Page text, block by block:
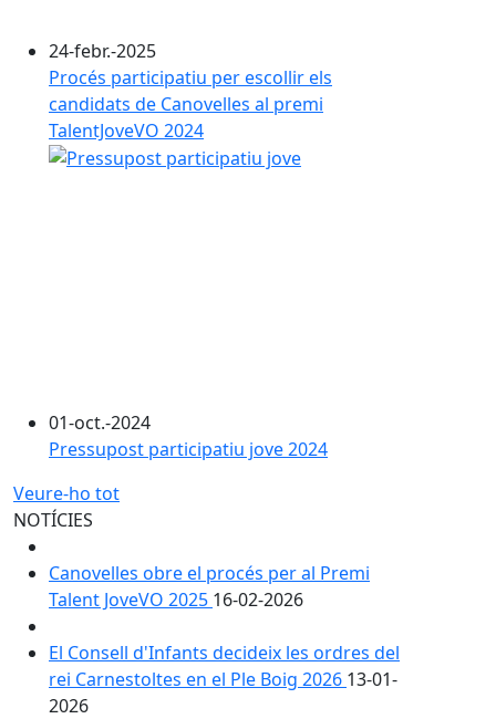
24-febr.-2025
Procés participatiu per escollir els
candidats de Canovelles al premi
TalentJoveVO 2024
01-oct.-2024
Pressupost participatiu jove 2024
Veure-ho tot
NOTÍCIES
Canovelles obre el procés per al Premi
Talent JoveVO 2025 16-02-2026
El Consell d'Infants decideix les ordres del
rei Carnestoltes en el Ple Boig 2026 13-01-
2026